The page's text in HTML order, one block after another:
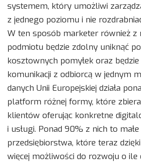
systemem, który umożliwi
z jednego poziomu i nie
W ten sposób marketer również z
podmiotu będzie zdolny uniknąć
kosztownych pomyłek oraz będzie
komunikacji z odbiorcą w jednym
danych Unii Europejskiej działa
platform różnej formy, które
klientów oferując konkretne
i usługi. Ponad 90% z nich to
przedsiębiorstwa, które teraz dzięki
więcej możliwości do rozwoju o ile